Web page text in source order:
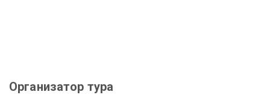
Организатор тура